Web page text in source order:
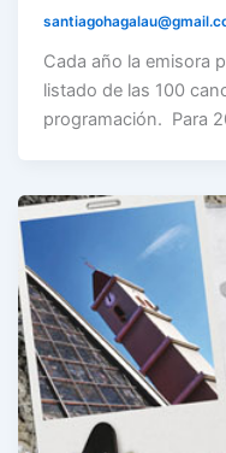
Cada año la emisora
listado de las 100
programación. Para